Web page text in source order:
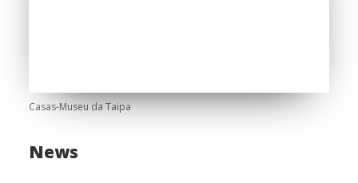
Casas-Museu da Taipa
News